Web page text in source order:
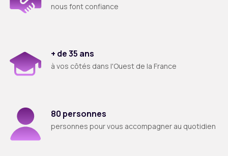
nous font confiance
+ de 35 ans
à vos côtés dans l'Ouest de la France
80 personnes
​personnes pour vous accompagner au quotidien